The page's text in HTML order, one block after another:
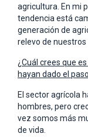
agricultura. En mi
tendencia está
generación de
relevo de nuestros
¿Cuál crees que
hayan dado el
El sector agrícola
hombres, pero
vez somos más
de vida.